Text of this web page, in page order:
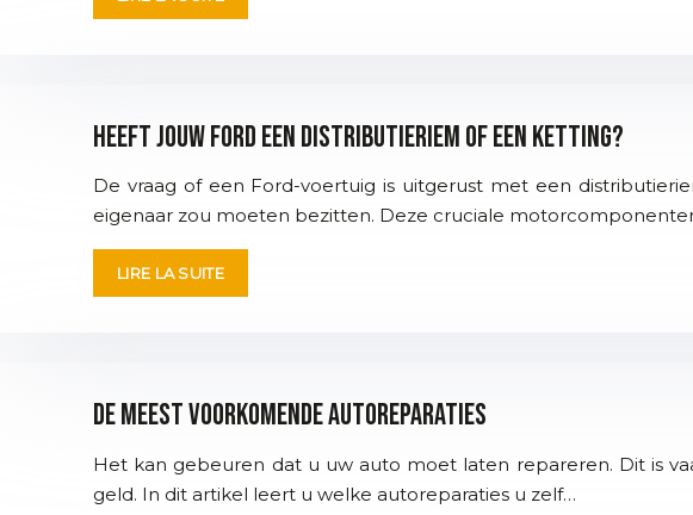
Heeft jouw Ford een distributieriem of een ketting?
De vraag of een Ford-voertuig is uitgerust met een
eigenaar zou moeten bezitten. Deze cruciale
LIRE LA SUITE
De meest voorkomende autoreparaties
Het kan gebeuren dat u uw auto moet laten repareren. Dit is
geld. In dit artikel leert u welke autoreparaties u zelf…